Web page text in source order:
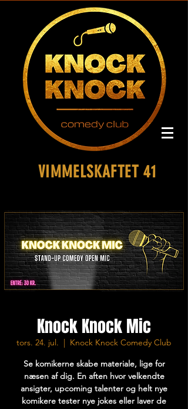
VIMMELSKAFTET 41
Knock Knock Mic
tors. 24. jul.
  |
Knock Knock Comedy Club
Se komikerne skabe materiale, lige for
næsen af dig. En aften hvor velkendte
ansigter, upcoming talenter og helt nye
komikere tester nye jokes eller laver de